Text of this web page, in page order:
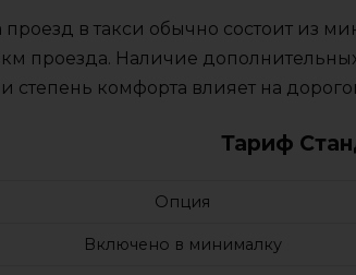
в такси обычно состоит из
проезда. Наличие
степень комфорта влияет на
Тариф
Опция
Включено в минималку